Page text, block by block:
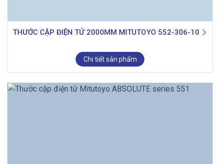
THƯỚC CẶP ĐIỆN TỬ 2000MM MITUTOYO 552-306-10
Chi tiết sản phẩm